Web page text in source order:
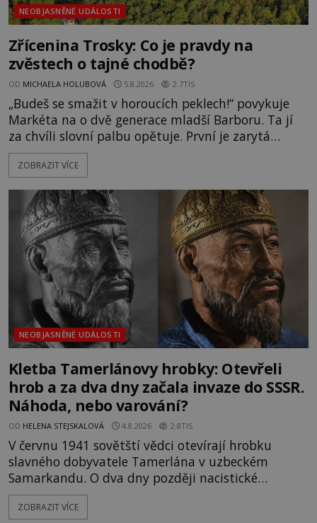
NEOBJASNĚNÉ UDÁLOSTI
Zřícenina Trosky: Co je pravdy na
zvěstech o tajné chodbě?
OD MICHAELA HOLUBOVÁ 5.8.2026 2.7TIS
„Budeš se smažit v horoucích peklech!“ povykuje
Markéta na o dvě generace mladší Barboru. Ta jí
za chvíli slovní palbu opětuje. První je zarytá
katolička, druhá přesvědčená kališnice. A každá z
nich se usídlí na jedné z věží slavného hradu
mezi vůdce protihusitského boje. Za manželku má
skutečně jistou
ZOBRAZIT VÍCE
NEOBJASNĚNÉ UDÁLOSTI
Kletba Tamerlánovy hrobky: Otevřeli
hrob a za dva dny začala invaze do SSSR.
Náhoda, nebo varování?
OD HELENA STEJSKALOVÁ 4.8.2026 2.8TIS
V červnu 1941 sovětští vědci otevírají hrobku
slavného dobyvatele Tamerlána v uzbeckém
Samarkandu. O dva dny později nacistické
Německo zahajuje operaci Barbarossa a napadá
Sovětský svaz. Shoda dat je natolik zarážející, že se
ZOBRAZIT VÍCE